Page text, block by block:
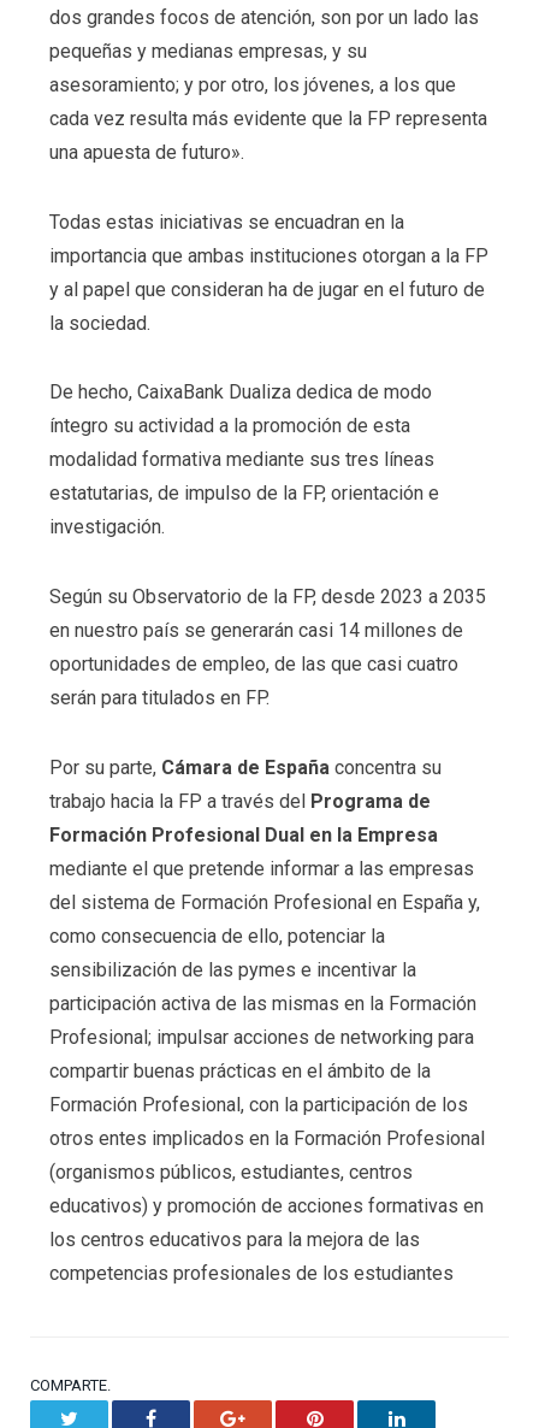
dos grandes focos de atención, son por un lado las
pequeñas y medianas empresas, y su
asesoramiento; y por otro, los jóvenes, a los que
cada vez resulta más evidente que la FP representa
una apuesta de futuro».
Todas estas iniciativas se encuadran en la
importancia que ambas instituciones otorgan a la FP
y al papel que consideran ha de jugar en el futuro de
la sociedad.
De hecho, CaixaBank Dualiza dedica de modo
íntegro su actividad a la promoción de esta
modalidad formativa mediante sus tres líneas
estatutarias, de impulso de la FP, orientación e
investigación.
Según su Observatorio de la FP, desde 2023 a 2035
en nuestro país se generarán casi 14 millones de
oportunidades de empleo, de las que casi cuatro
serán para titulados en FP.
Por su parte, Cámara de España concentra su
trabajo hacia la FP a través del Programa de
Formación Profesional Dual en la Empresa
mediante el que pretende informar a las empresas
del sistema de Formación Profesional en España y,
como consecuencia de ello, potenciar la
sensibilización de las pymes e incentivar la
participación activa de las mismas en la Formación
Profesional; impulsar acciones de networking para
compartir buenas prácticas en el ámbito de la
Formación Profesional, con la participación de los
otros entes implicados en la Formación Profesional
(organismos públicos, estudiantes, centros
educativos) y promoción de acciones formativas en
los centros educativos para la mejora de las
competencias profesionales de los estudiantes
COMPARTE.
Facebook Google+ Pinterest LinkedIn